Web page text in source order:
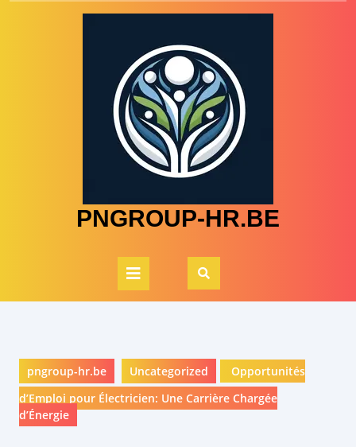
PNGROUP-HR.BE
Open
Button
pngroup-hr.be Uncategorized
Opportunités
d’Emploi pour Électricien: Une Carrière Chargée
d’Énergie